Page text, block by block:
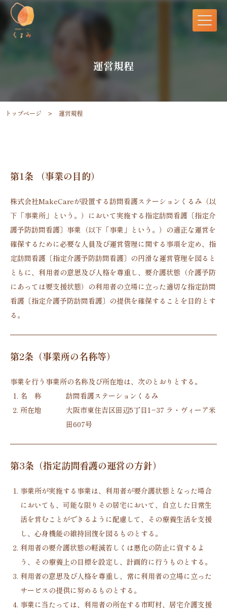
運営規程
トップページ 運営規程
第1条 （事業の目的）
株式会社MakeCareが設置する訪問看護ステーションくるみ（以
下「事業所」という。）において実施する指定訪問看護〔指定介
護予防訪問看護〕事業（以下「事業」という。）の適正な運営を
確保するために必要な人員及び運営管理に関する事項を定め、指
定訪問看護〔指定介護予防訪問看護〕の円滑な運営管理を図ると
ともに、利用者の意思及び人格を尊重し、要介護状態（介護予防
にあっては要支援状態）の利用者の立場に立った適切な指定訪問
看護〔指定介護予防訪問看護〕の提供を確保することを目的とす
る。
第2条（事業所の名称等）
事業を行う事業所の名称及び所在地は、次のとおりとする。
名 称
訪問看護ステーションくるみ
所在地
大阪市東住吉区田辺5丁目1−37 ラ・ヴィーア米
田607号
第3条（指定訪問看護の運営の方針）
事業所が実施する事業は、利用者が要介護状態となった場合
においても、可能な限りその居宅において、自立した日常生
活を営むことができるように配慮して、その療養生活を支援
し、心身機能の維持回復を図るものとする。
利用者の要介護状態の軽減若しくは悪化の防止に資するよ
う、その療養上の目標を設定し、計画的に行うものとする。
利用者の意思及び人格を尊重し、常に利用者の立場に立った
サービスの提供に努めるものとする。
事業に当たっては、利用者の所在する市町村、居宅介護支援